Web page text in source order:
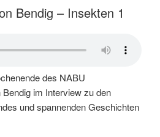
Bendig – Insekten 1
des NABU
im Interview zu den
und spannenden Geschichten